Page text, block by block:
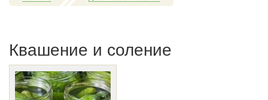
Квашение и соление